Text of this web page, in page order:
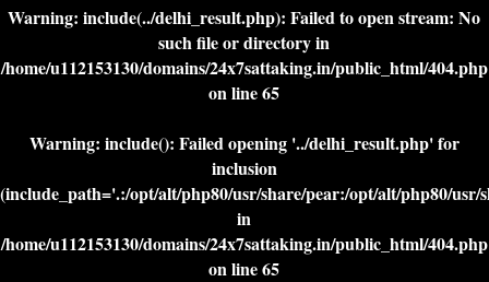
Warning: include(../delhi_result.php): Failed to open stream: No
such file or directory in
/home/u112153130/domains/24x7sattaking.in/public_html/404.php
on line65
Warning: include(): Failed opening '../delhi_result.php' for
inclusion
(include_path='.:/opt/alt/php80/usr/share/pear:/opt/alt/php80/
in
/home/u112153130/domains/24x7sattaking.in/public_html/404.php
on line65